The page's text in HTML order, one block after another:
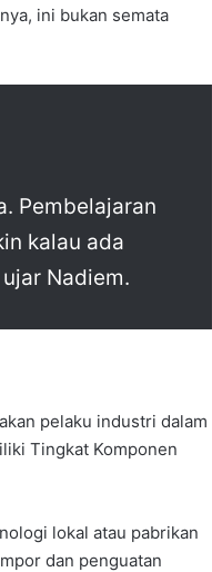
ini bukan semata
Pembelajaran
kalau ada
Nadiem.
pelaku industri dalam
Tingkat Komponen
lokal atau pabrikan
dan penguatan